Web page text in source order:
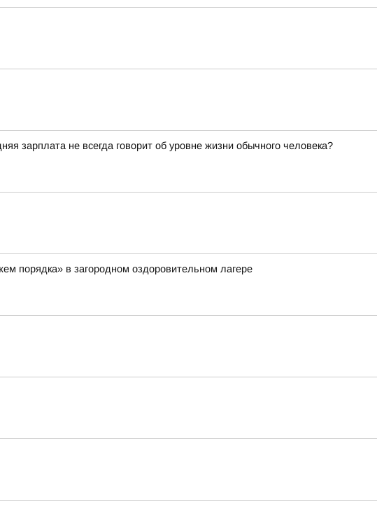
зарплата не всегда говорит об уровне жизни обычного человека?
порядка» в загородном оздоровительном лагере